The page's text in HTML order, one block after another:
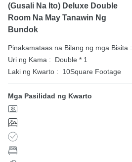
(Gusali Na Ito) Deluxe Double
Room Na May Tanawin Ng
Bundok
Pinakamataas na Bilang ng mga Bisita :
Uri ng Kama :
Double * 1
Laki ng Kwarto :
10Square Footage
Mga Pasilidad ng Kwarto